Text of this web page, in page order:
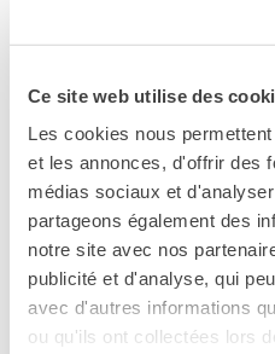
Ce site web utilise des
Les cookies nous
et les annonces, d'offrir des
médias sociaux et
partageons également des
notre site avec nos
publicité et d'analyse, qui
avec d'autres informations
ou qu'ils ont collectées lors
Sound design: Julien Feryn
Ammistrazione, Produzione
Tesson
Organizzazione Tournée e
Mourmant
Assistente
Direttore tecnico: Nicolas
Assistente Direttore
Produzione: Si vous pouviez
Coproduzione: Printemps